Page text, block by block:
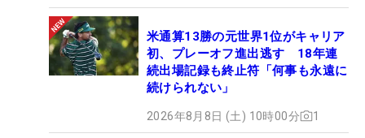
米通算13勝の元世界1位がキャリア
初、プレーオフ進出逃す 18年連
続出場記録も終止符「何事も永遠に
続けられない」
2026年8月8日 (土) 10時00分 1